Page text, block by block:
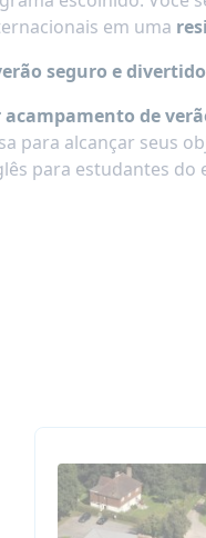
em uma
seguro e
de
para alcançar seus
para estudantes do